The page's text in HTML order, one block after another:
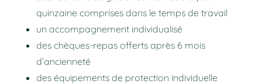
quinzaine comprises dans le temps de travail
un accompagnement individualisé
des chèques-repas offerts après 6 mois
d’ancienneté
des équipements de protection individuelle